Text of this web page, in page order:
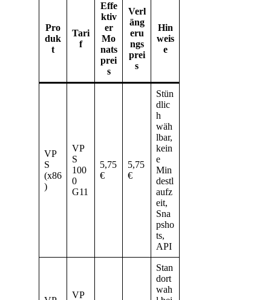
Pro
duk
t
Tari
f
Effe
ktiv
er
Mo
nats
prei
s
Verl
äng
eru
ngs
prei
s
Hin
weis
e
VP
S
(x86
)
VP
S
100
0
G11
5,75
€
5,75
€
Stün
dlic
h
wäh
lbar,
kein
e
Min
destl
aufz
eit,
Sna
psho
ts,
API
VP
Stan
dort
wah